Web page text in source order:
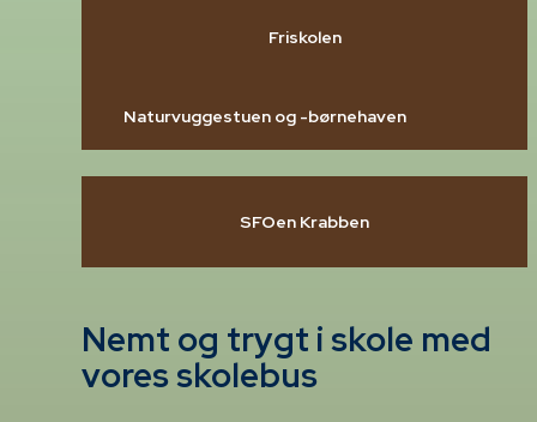
Friskolen
Naturvuggestuen og -børnehaven
SFOen Krabben
Nemt og trygt i skole med
vores skolebus